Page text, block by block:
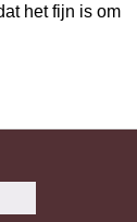
het fijn is om